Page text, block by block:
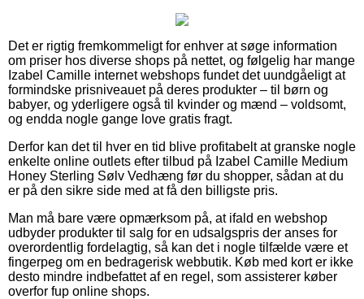
Det er rigtig fremkommeligt for enhver at søge information
om priser hos diverse shops på nettet, og følgelig har mange
Izabel Camille internet webshops fundet det uundgåeligt at
formindske prisniveauet på deres produkter – til børn og
babyer, og yderligere også til kvinder og mænd – voldsomt,
og endda nogle gange love gratis fragt.
Derfor kan det til hver en tid blive profitabelt at granske nogle
enkelte online outlets efter tilbud på Izabel Camille Medium
Honey Sterling Sølv Vedhæng før du shopper, sådan at du
er på den sikre side med at få den billigste pris.
Man må bare være opmærksom på, at ifald en webshop
udbyder produkter til salg for en udsalgspris der anses for
overordentlig fordelagtig, så kan det i nogle tilfælde være et
fingerpeg om en bedragerisk webbutik. Køb med kort er ikke
desto mindre indbefattet af en regel, som assisterer køber
overfor fup online shops.